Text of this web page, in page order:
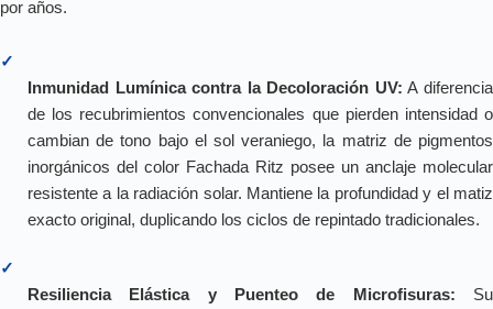
por años.
✓
Inmunidad Lumínica contra la Decoloración UV: A diferencia
de los recubrimientos convencionales que pierden intensidad o
cambian de tono bajo el sol veraniego, la matriz de pigmentos
inorgánicos del color Fachada Ritz posee un anclaje molecular
resistente a la radiación solar. Mantiene la profundidad y el matiz
exacto original, duplicando los ciclos de repintado tradicionales.
✓
Resiliencia Elástica y Puenteo de Microfisuras: Su